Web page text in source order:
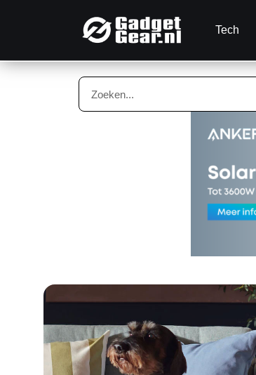
Tech